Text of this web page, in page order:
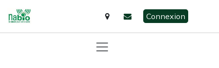
Connexion